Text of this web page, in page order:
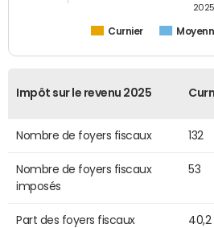
Curnier
2025
Impôt sur le revenu 2025
Nombre de foyers fiscaux 132
Nombre de foyers fiscaux
imposés
53
Part des foyers fiscaux
40,2